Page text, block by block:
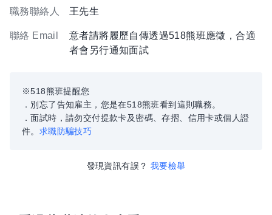
職務聯絡人 王先生
聯絡 Email
意者請將履歷自傳透過518熊班應徵，合適
者會另行通知面試
※518熊班提醒您
．別忘了告知雇主，您是在518熊班看到這則職務。
．面試時，請勿交付提款卡及密碼、存摺、信用卡或個人證
件。 求職防騙技巧
發現資訊有誤？ 我要檢舉